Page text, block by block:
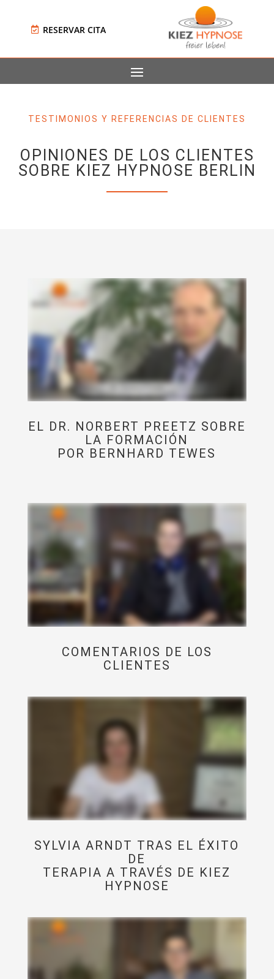
RESERVAR CITA
TESTIMONIOS Y REFERENCIAS DE CLIENTES
OPINIONES DE LOS CLIENTES
SOBRE KIEZ HYPNOSE BERLIN
EL DR. NORBERT PREETZ SOBRE
LA FORMACIÓN
POR BERNHARD TEWES
COMENTARIOS DE LOS
CLIENTES
SYLVIA ARNDT TRAS EL ÉXITO
DE
TERAPIA A TRAVÉS DE KIEZ
HYPNOSE